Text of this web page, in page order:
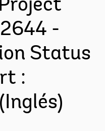
-
Status
: